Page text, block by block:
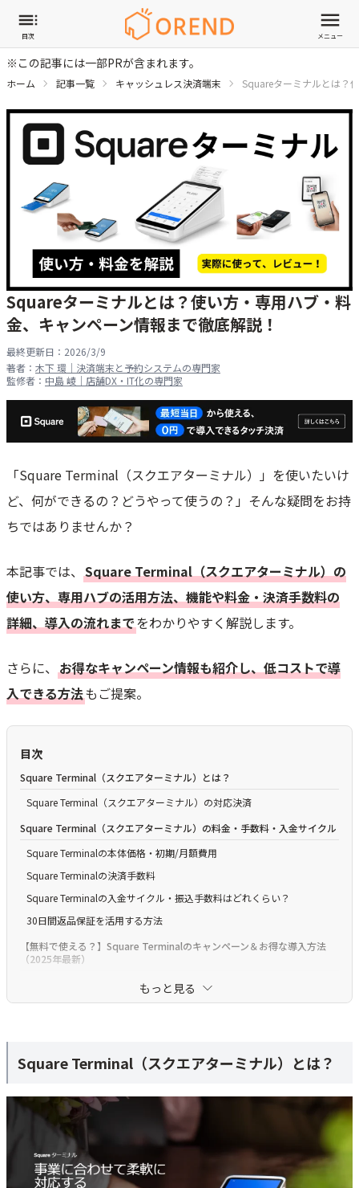
目次 メニュー
※この記事には一部PRが含まれます。
ホーム 記事一覧 キャッシュレス決済端末 Squareターミナルとは？
Squareターミナルとは？使い方・専用ハブ・料
金、キャンペーン情報まで徹底解説！
最終更新日： 2026/3/9
著者： 木下 環｜決済端末と予約システムの専門家
監修者： 中島 崚｜店舗DX・IT化の専門家
「Square Terminal（スクエアターミナル）」を使いたいけ
ど、何ができるの？どうやって使うの？」そんな疑問をお持
ちではありませんか？
本記事では、 Square Terminal（スクエアターミナル）の
使い方、専用ハブの活用方法、機能や料金・決済手数料の
詳細、導入の流れまでをわかりやすく解説します。
さらに、 お得なキャンペーン情報も紹介し、低コストで導
入できる方法もご提案。
目次
Square Terminal（スクエアターミナル）とは？
Square Terminal（スクエアターミナル）の対応決済
Square Terminal（スクエアターミナル）の料金・手数料・入金サイクル
Square Terminalの本体価格・初期/月額費用
Square Terminalの決済手数料
Square Terminalの入金サイクル・振込手数料はどれくらい？
30日間返品保証を活用する方法
【無料で使える？】Square Terminalのキャンペーン＆お得な導入方法
（2025年最新）
Square Terminalの最新キャンペーン情報
10時間バッテリーとWi-Fi通信でコードレスに持ち運び可能
Square Terminalを最安で購入する方法｜どこで買うのが一番お得？
Square Terminalのオンラインストアでの購入手順
Square Terminalは現金決済でもレシート発行できる？
実際の操作手順と使用イメージ
もっと見る
Square Terminal（スクエアターミナル）とは？